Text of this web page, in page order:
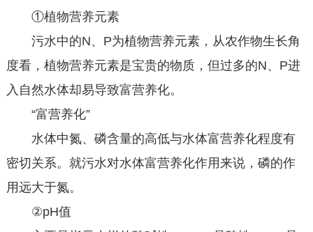
①植物营养元素
污水中的N、P为植物营养元素，从农作物生长角
度看，植物营养元素是宝贵的物质，但过多的N、P进
入自然水体却易导致富营养化。
“富营养化”
水体中氮、磷含量的高低与水体富营养化程度有
密切关系。就污水对水体富营养化作用来说，磷的作
用远大于氮。
②pH值